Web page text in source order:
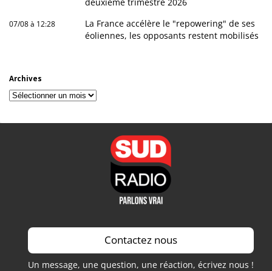
07/08 à 12:28
La France accélère le "repowering" de ses
éoliennes, les opposants restent mobilisés
Archives
Archives
Contactez nous
Un message, une question, une réaction, écrivez nous !